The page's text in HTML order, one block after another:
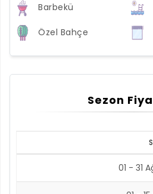
Barbekü
Özel Bahçe
Sezon
01 - 31